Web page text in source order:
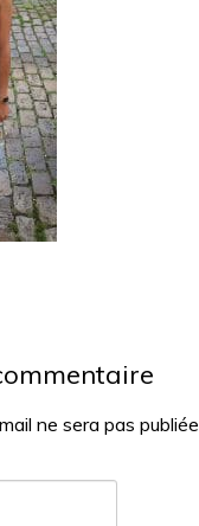
ne sera pas publiée.